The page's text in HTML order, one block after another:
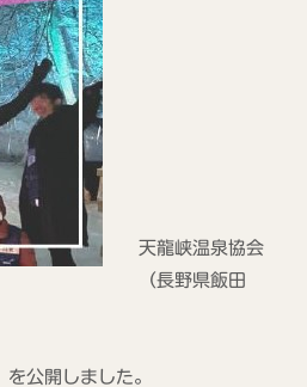
天龍峡温泉協会
（長野県飯田
を公開しました。